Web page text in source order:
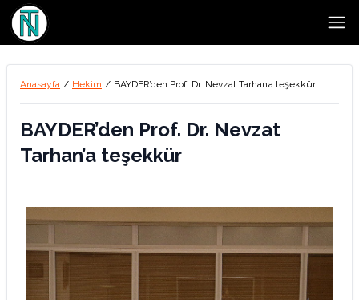
Anasayfa / Hekim / BAYDER’den Prof. Dr. Nevzat Tarhan’a teşekkür
BAYDER’den Prof. Dr. Nevzat
Tarhan’a teşekkür